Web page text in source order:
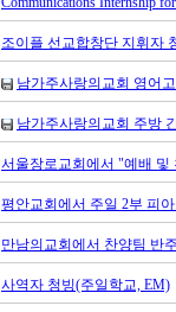
조이플 선교합창단 지휘자
남가주사랑의교회 영어
남가주사랑의교회 주방
서울장로교회에서 "예배
평안교회에서 주일 2부 피
만남의교회에서 찬양팀 반
사역자 청빙(주일학교, EM)